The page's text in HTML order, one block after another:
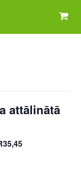
attālinātā